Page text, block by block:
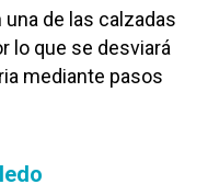
de las calzadas
lo que se desviará
mediante pasos